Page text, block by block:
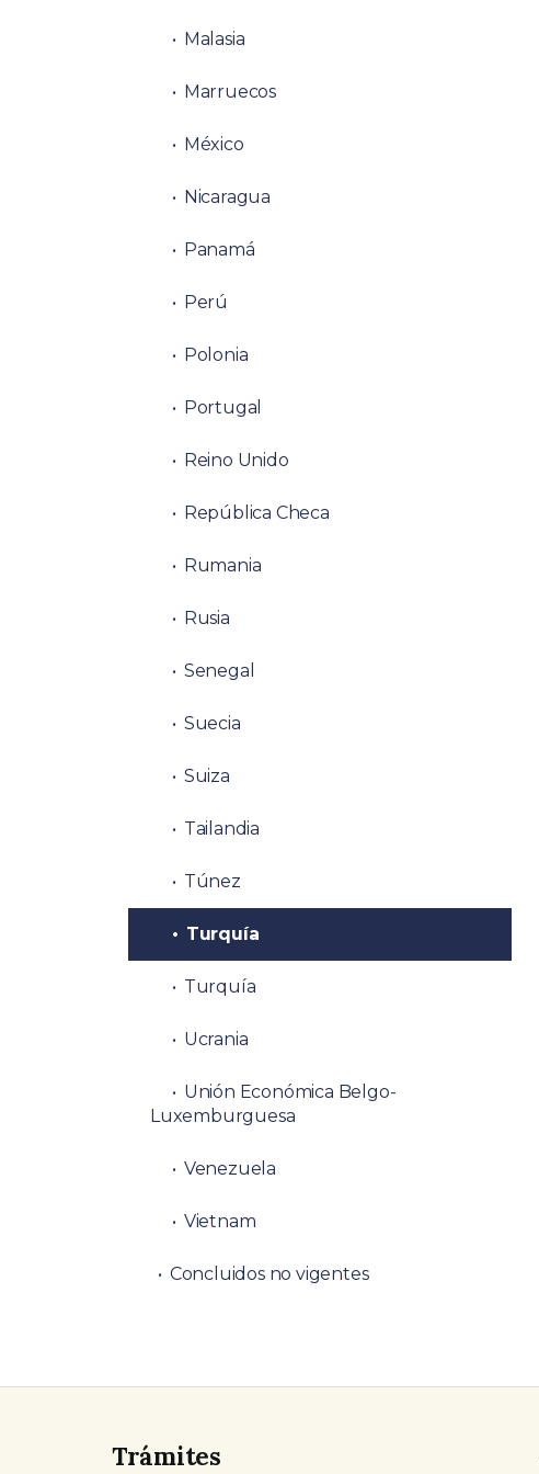
Malasia
Marruecos
México
Nicaragua
Panamá
Perú
Polonia
Portugal
Reino Unido
República Checa
Rumania
Rusia
Senegal
Suecia
Suiza
Tailandia
Túnez
Turquía
Turquía
Ucrania
Unión Económica Belgo-
Luxemburguesa
Venezuela
Vietnam
Concluidos no vigentes
Trámites